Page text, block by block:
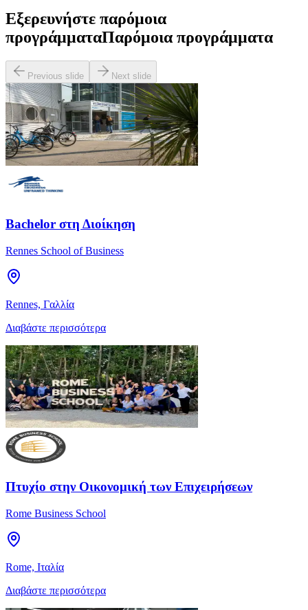
Εξερευνήστε παρόμοια
προγράμματαΠαρόμοια προγράμματα
Previous slide Next slide
Bachelor στη Διοίκηση
Rennes School of Business
Rennes, Γαλλία
Διαβάστε περισσότερα
Πτυχίο στην Οικονομική των Επιχειρήσεων
Rome Business School
Rome, Ιταλία
Διαβάστε περισσότερα